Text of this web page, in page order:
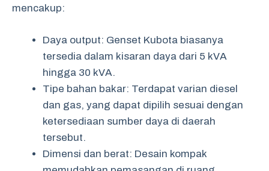
mencakup:
Daya output: Genset Kubota biasanya
tersedia dalam kisaran daya dari 5 kVA
hingga 30 kVA.
Tipe bahan bakar: Terdapat varian diesel
dan gas, yang dapat dipilih sesuai dengan
ketersediaan sumber daya di daerah
tersebut.
Dimensi dan berat: Desain kompak